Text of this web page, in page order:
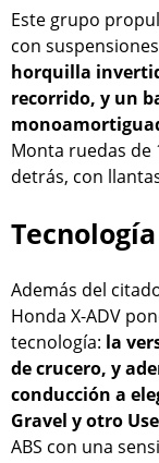
Este grupo
con
horquilla
recorrido, y un
Monta ruedas de
detrás, con
Además del
Honda X-ADV
tecnología: la
de crucero, y
conducción a
Gravel y otro
ABS con una